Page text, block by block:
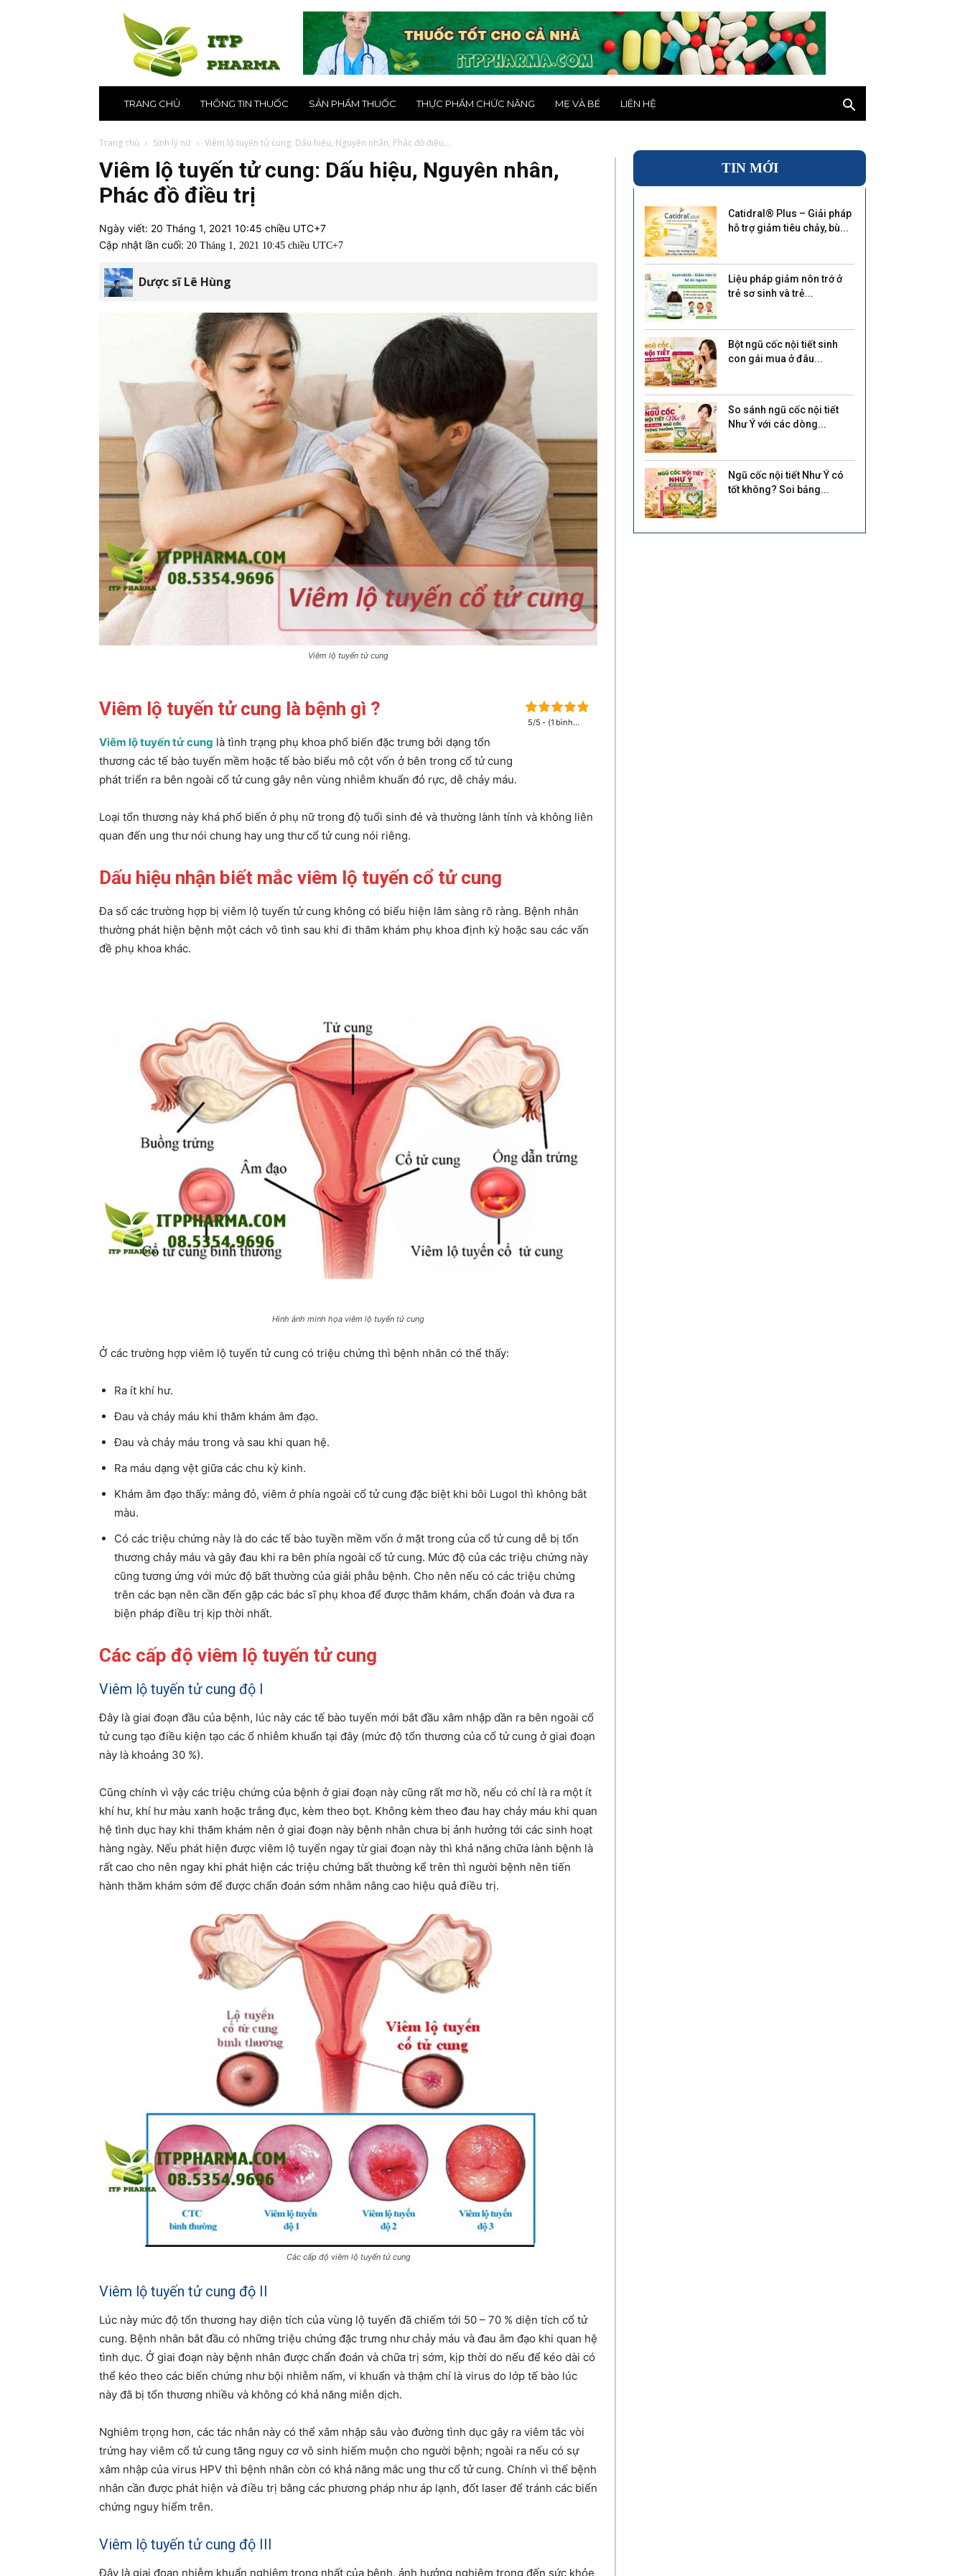
Nhà
thuốc
uy
1
Hà
Nội,
TPHCM
TRANG CHỦ THÔNG TIN THUỐC SẢN PHẨM THUỐC THỰC PHẨM CHỨC NĂNG MẸ VÀ BÉ LIÊN HỆ
Trang chủ Sinh lý nữ Viêm lộ tuyến tử cung: Dấu hiệu, Nguyên nhân, Phác đồ điều...
Viêm lộ tuyến tử cung: Dấu hiệu, Nguyên nhân,
Phác đồ điều trị
Ngày viết: 20 Tháng 1, 2021 10:45 chiều UTC+7
Cập nhật lần cuối: 20 Tháng 1, 2021 10:45 chiều UTC+7
Dược sĩ Lê Hùng
Viêm lộ tuyến tử cung
5/5 - (1 bình
Viêm lộ tuyến tử cung là bệnh gì ?
Viêm lộ tuyến tử cung là tình trạng phụ khoa phổ biến đặc trưng bởi dạng tổn
thương các tế bào tuyến mềm hoặc tế bào biểu mô cột vốn ở bên trong cổ tử cung
phát triển ra bên ngoài cổ tử cung gây nên vùng nhiễm khuẩn đỏ rực, dễ chảy máu.
Loại tổn thương này khá phổ biến ở phụ nữ trong độ tuổi sinh đẻ và thường lành tính và không liên
quan đến ung thư nói chung hay ung thư cổ tử cung nói riêng.
Dấu hiệu nhận biết mắc viêm lộ tuyến cổ tử cung
Đa số các trường hợp bị viêm lộ tuyến tử cung không có biểu hiện lâm sàng rõ ràng. Bệnh nhân
thường phát hiện bệnh một cách vô tình sau khi đi thăm khám phụ khoa định kỳ hoặc sau các vấn
đề phụ khoa khác.
Hình ảnh minh họa viêm lộ tuyến tử cung
Ở các trường hợp viêm lộ tuyến tử cung có triệu chứng thì bệnh nhân có thể thấy:
Ra ít khí hư.
Đau và chảy máu khi thăm khám âm đạo.
Đau và chảy máu trong và sau khi quan hệ.
Ra máu dạng vệt giữa các chu kỳ kinh.
Khám âm đạo thấy: mảng đỏ, viêm ở phía ngoài cổ tử cung đặc biệt khi bôi Lugol thì không bắt
màu.
Có các triệu chứng này là do các tế bào tuyền mềm vốn ở mặt trong của cổ tử cung dễ bị tổn
thương chảy máu và gây đau khi ra bên phía ngoài cổ tử cung. Mức độ của các triệu chứng này
cũng tương ứng với mức độ bất thường của giải phẫu bệnh. Cho nên nếu có các triệu chứng
trên các bạn nên cần đến gặp các bác sĩ phụ khoa để được thăm khám, chẩn đoán và đưa ra
biện pháp điều trị kịp thời nhất.
Các cấp độ viêm lộ tuyến tử cung
Viêm lộ tuyến tử cung độ I
Đây là giai đoạn đầu của bệnh, lúc này các tế bào tuyến mới bắt đầu xâm nhập dần ra bên ngoài cổ
tử cung tạo điều kiện tạo các ổ nhiễm khuẩn tại đây (mức độ tổn thương của cổ tử cung ở giai đoạn
này là khoảng 30 %).
Cũng chính vì vậy các triệu chứng của bệnh ở giai đoạn này cũng rất mơ hồ, nếu có chỉ là ra một ít
khí hư, khí hư màu xanh hoặc trắng đục, kèm theo bọt. Không kèm theo đau hay chảy máu khi quan
hệ tình dục hay khi thăm khám nên ở giai đoạn này bệnh nhân chưa bị ảnh hưởng tới các sinh hoạt
hàng ngày. Nếu phát hiện được viêm lộ tuyến ngay từ giai đoạn này thì khả năng chữa lành bệnh là
rất cao cho nên ngay khi phát hiện các triệu chứng bất thường kể trên thì người bệnh nên tiến
hành thăm khám sớm để được chẩn đoán sớm nhằm nâng cao hiệu quả điều trị.
Các cấp độ viêm lộ tuyến tử cung
Viêm lộ tuyến tử cung độ II
Lúc này mức độ tổn thương hay diện tích của vùng lộ tuyến đã chiếm tới 50 – 70 % diện tích cổ tử
cung. Bệnh nhân bắt đầu có những triệu chứng đặc trưng như chảy máu và đau âm đạo khi quan hệ
tình dục. Ở giai đoạn này bệnh nhân được chẩn đoán và chữa trị sớm, kịp thời do nếu để kéo dài có
thể kéo theo các biến chứng như bội nhiễm nấm, vi khuẩn và thậm chí là virus do lớp tế bào lúc
này đã bị tổn thương nhiều và không có khả năng miễn dịch.
Nghiêm trọng hơn, các tác nhân này có thể xâm nhập sâu vào đường tình dục gây ra viêm tắc vòi
trứng hay viêm cổ tử cung tăng nguy cơ vô sinh hiếm muộn cho người bệnh; ngoài ra nếu có sự
xâm nhập của virus HPV thì bệnh nhân còn có khả năng mắc ung thư cổ tử cung. Chính vì thế bệnh
nhân cần được phát hiện và điều trị bằng các phương pháp như áp lạnh, đốt laser để tránh các biến
chứng nguy hiểm trên.
Viêm lộ tuyến tử cung độ III
Đây là giai đoạn nhiễm khuẩn nghiêm trọng nhất của bệnh, ảnh hưởng nghiêm trọng đến sức khỏe
TIN MỚI
Catidral® Plus – Giải pháp
hỗ trợ giảm tiêu chảy, bù...
Liệu pháp giảm nôn trớ ở
trẻ sơ sinh và trẻ...
Bột ngũ cốc nội tiết sinh
con gái mua ở đâu...
So sánh ngũ cốc nội tiết
Như Ý với các dòng...
Ngũ cốc nội tiết Như Ý có
tốt không? Soi bảng...